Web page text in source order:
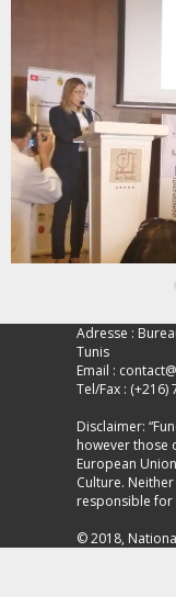
Adresse :
Tunis
Email :
Tel/Fax : (+216)
Disclaimer:
however those
European
Culture.
responsible for
© 2018,